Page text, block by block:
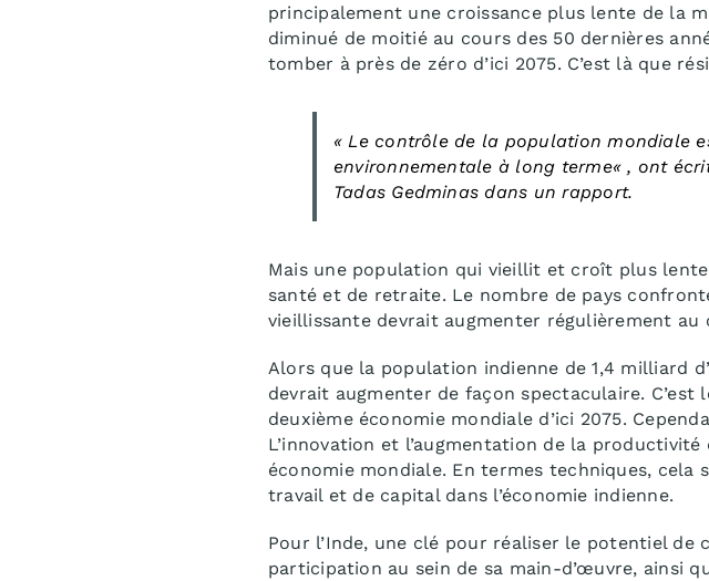
principalement une croissance plus lente de la
diminué de moitié au cours des 50 dernières
tomber à près de zéro d’ici 2075. C’est là que
« Le contrôle de la population mondiale
environnementale à long terme« , ont
Tadas Gedminas dans un rapport.
Mais une population qui vieillit et croît plus
santé et de retraite. Le nombre de pays
vieillissante devrait augmenter régulièrement au
Alors que la population indienne de 1,4 milliard
devrait augmenter de façon spectaculaire.
deuxième économie mondiale d’ici 2075.
L’innovation et l’augmentation de la
économie mondiale. En termes techniques,
travail et de capital dans l’économie indienne.
Pour l’Inde, une clé pour réaliser le potentiel
participation au sein de sa main-d’œuvre, ainsi